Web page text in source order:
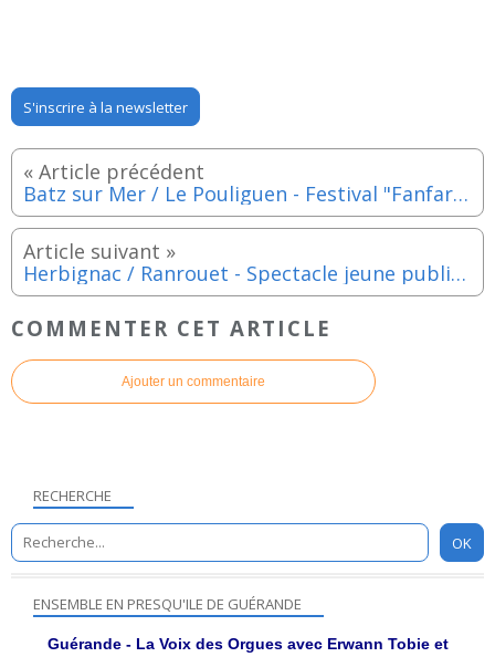
S'inscrire à la newsletter
Batz sur Mer / Le Pouliguen - Festival "Fanfares & etc" les samedi 11 et dimanche 12 mai 2024
Herbignac / Ranrouet - Spectacle jeune public La Brouette à histoires - Mardi 30 avril 2024
COMMENTER CET ARTICLE
Ajouter un commentaire
RECHERCHE
ENSEMBLE EN PRESQU'ILE DE GUÉRANDE
Guérande - La Voix des Orgues avec Erwann Tobie et